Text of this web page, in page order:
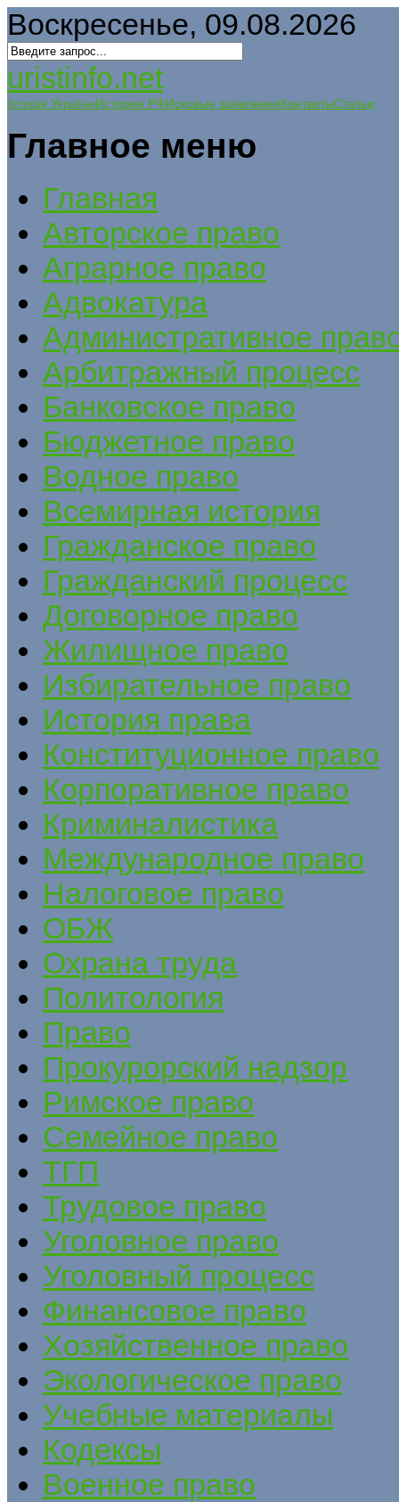
Воскресенье, 09.08.2026
uristinfo.net
Історія УкраїниИстория РФИсковые заявленияКонтактыСтатьи
Главное меню
Главная
Авторское право
Аграрное право
Адвокатура
Административное
Арбитражный процесс
Банковское право
Бюджетное право
Водное право
Всемирная история
Гражданское право
Гражданский процесс
Договорное право
Жилищное право
Избирательное право
История права
Конституционное право
Корпоративное право
Криминалистика
Международное право
Налоговое право
ОБЖ
Охрана труда
Политология
Право
Прокурорский надзор
Римское право
Семейное право
ТГП
Трудовое право
Уголовное право
Уголовный процесс
Финансовое право
Хозяйственное право
Экологическое право
Учебные материалы
Кодексы
Военное право